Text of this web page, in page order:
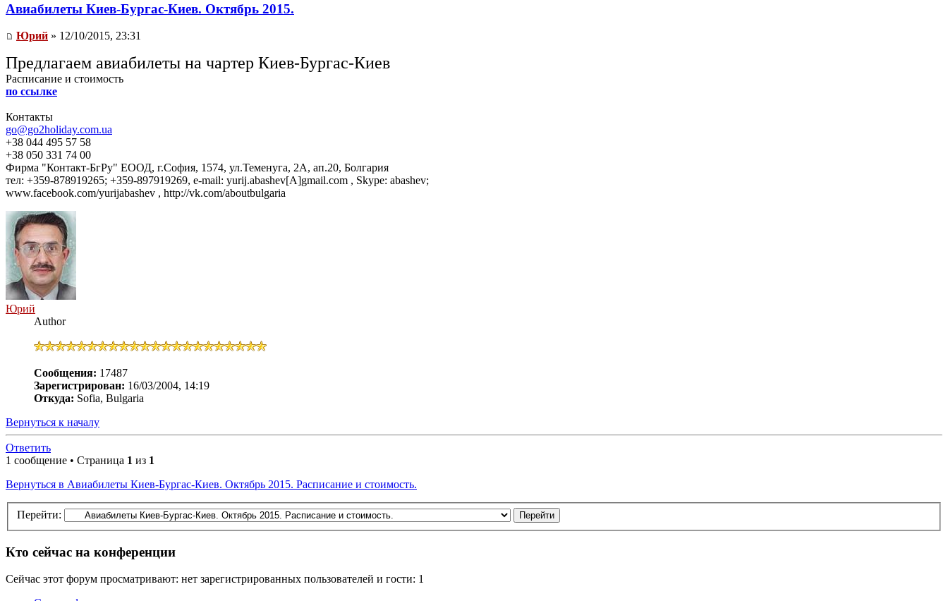
Авиабилеты Киев-Бургас-Киев. Октябрь 2015.
Юрий » 12/10/2015, 23:31
Предлагаем авиабилеты на чартер Киев-Бургас-Киев
Расписание и стоимость
по ссылке
Контакты
go@go2holiday.com.ua
+38 044 495 57 58
+38 050 331 74 00
Фирма "Контакт-БгРу" ЕООД, г.София, 1574, ул.Теменуга, 2А, ап.20, Болгария
тел: +359-878919265; +359-897919269, e-mail: yurij.abashev[A]gmail.com , Skype: abashev;
www.facebook.com/yurijabashev , http://vk.com/aboutbulgaria
Юрий
Author
Сообщения: 17487
Зарегистрирован: 16/03/2004, 14:19
Откуда: Sofia, Bulgaria
Вернуться к началу
Ответить
1 сообщение • Страница 1 из 1
Вернуться в Авиабилеты Киев-Бургас-Киев. Октябрь 2015. Расписание и стоимость.
Перейти:
Кто сейчас на конференции
Сейчас этот форум просматривают: нет зарегистрированных пользователей и гости: 1